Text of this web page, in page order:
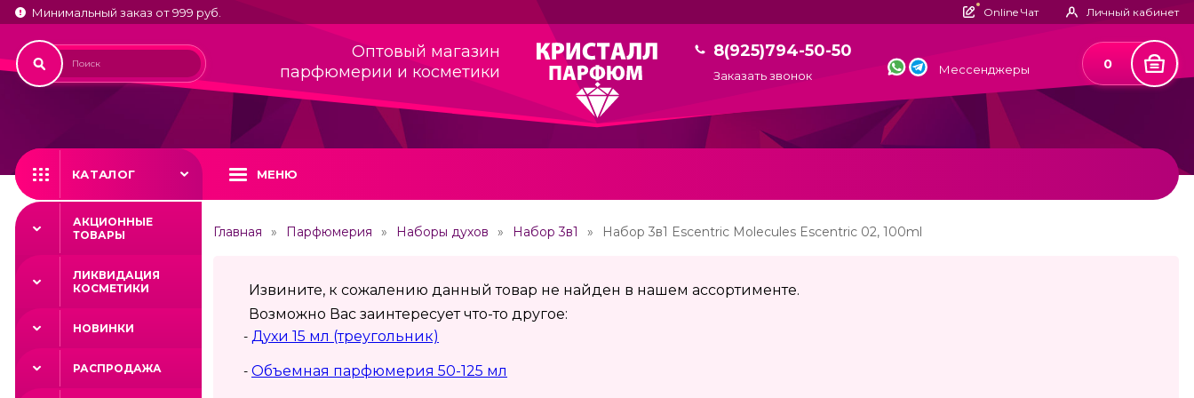
Минимальный заказ от 999 руб. Online Чат Личный кабинет
Оптовый магазин
парфюмерии и косметики
8(925)794-50-50
Заказать звонок Мессенджеры 0
КАТАЛОГ МЕНЮ
АКЦИОННЫЕ
ТОВАРЫ
ЛИКВИДАЦИЯ
КОСМЕТИКИ
НОВИНКИ
РАСПРОДАЖА
Главная Парфюмерия Наборы духов Набор 3в1 Набор 3в1 Escentric Molecules Escentric 02, 100ml
Извините, к сожалению данный товар не найден в нашем ассортименте.
Возможно Вас заинтересует что-то другое:
- Духи 15 мл (треугольник)
- Объемная парфюмерия 50-125 мл